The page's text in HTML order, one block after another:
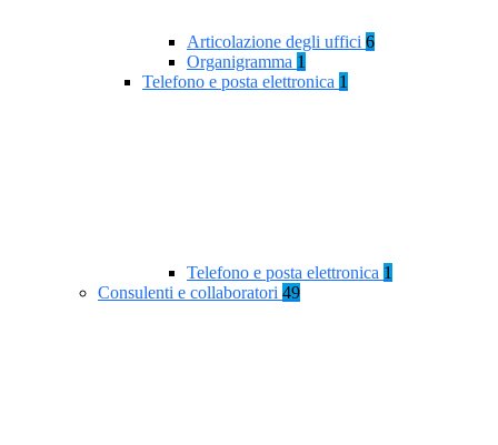
Articolazione degli uffici 6
Organigramma 1
Telefono e posta elettronica 1
Telefono e posta elettronica 1
Consulenti e collaboratori 49